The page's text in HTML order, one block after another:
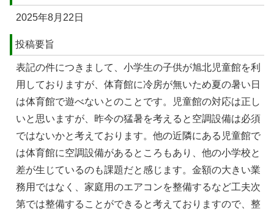
2025年8月22日
投稿要旨
表記の件につきまして、小学生の子供が旭北児童館を利
用しておりますが、体育館に冷房が無いため夏の暑い日
は体育館で遊べないとのことです。児童館の対応は正し
いと思いますが、昨今の猛暑を考えると空調設備は必須
ではないかと考えております。他の近隣にある児童館で
は体育館に空調設備があるところもあり、他の小学校と
差が生じているのも課題だと感じます。金額の大きい業
務用ではなく、家庭用のエアコンを整備するなど工夫次
第では整備することができると考えておりますので、整